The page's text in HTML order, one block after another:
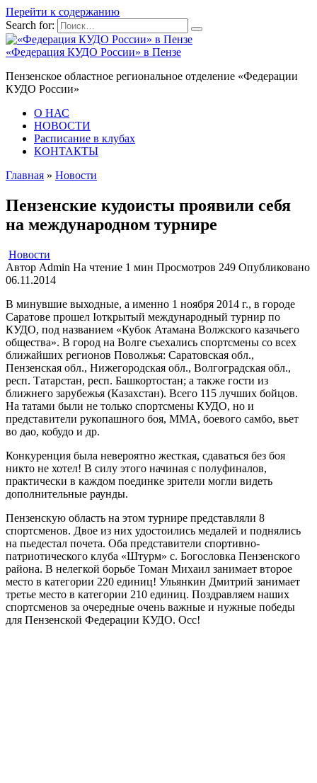
Перейти к содержанию
Search for:
«Федерация КУДО России» в Пензе
Пензенское областное региональное отделение «Федерации
КУДО России»
О НАС
НОВОСТИ
Расписание в клубах
КОНТАКТЫ
Главная » Новости
Пензенские кудоисты проявили себя
на международном турнире
Новости
Автор Admin На чтение 1 мин Просмотров 249 Опубликовано
06.11.2014
В минувшие выходные, а именно 1 ноября 2014 г., в городе
Саратове прошел Iоткрытый международный турнир по
КУДО, под названием «Кубок Атамана Волжского казачьего
общества». В город на Волге съехались спортсмены со всех
ближайших регионов Поволжья: Саратовская обл.,
Пензенская обл., Нижегородская обл., Волгоградская обл.,
респ. Татарстан, респ. Башкортостан; а также гости из
ближнего зарубежья (Казахстан). Всего 115 лучших бойцов.
На татами были не только спортсмены КУДО, но и
представители рукопашного боя, ММА, боевого самбо, вьет
во дао, кобудо и др.
Конкуренция была невероятно жесткая, сдаваться без боя
никто не хотел! В силу этого начиная с полуфиналов,
практически в каждом поединке зрители могли видеть
дополнительные раунды.
Пензенскую область на этом турнире представляли 8
спортсменов. Двое из них удостоились медалей и поднялись
на пьедестал почета. Оба представители спортивно-
патриотического клуба «Штурм» с. Богословка Пензенского
района. В нелегкой борьбе Томан Михаил занимает второе
место в категории 220 единиц! Ульянкин Дмитрий занимает
третье место в категории 210 единиц. Поздравляем наших
спортсменов за очередные очень важные и нужные победы
для Пензенской Федерации КУДО. Осс!